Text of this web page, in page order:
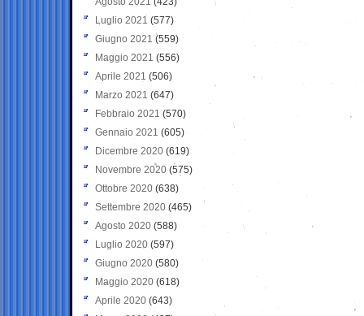
Luglio 2021 (577)
Giugno 2021(559)
Maggio 2021 (556)
Aprile 2021 (506)
Marzo 2021 (647)
Febbraio 2021 (570)
Gennaio 2021 (605)
Dicembre 2020 (619)
Novembre 2020 (575)
Ottobre 2020 (638)
Settembre 2020(465)
Agosto 2020 (588)
Luglio 2020 (597)
Giugno 2020 (580)
Maggio 2020 (618)
Aprile 2020 (643)